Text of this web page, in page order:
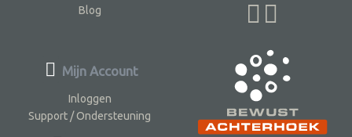
Blog
Mijn Account
Inloggen
Support / Ondersteuning